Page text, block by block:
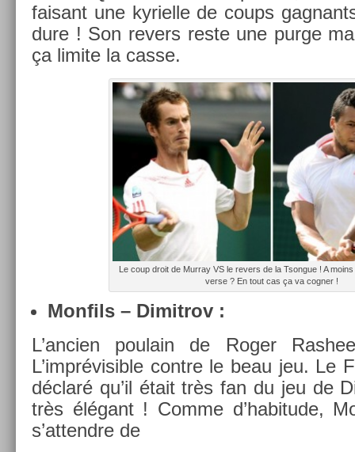
faisant une kyriel­le de coups
dure ! Son re­v­ers reste une purge
ça li­mite la casse.
Le coup droit de Mur­ray VS le re­v­ers de la Tson­gue ! A
verse ? En tout cas ça va cog­n­er !
Mon­fils – Di­mit­rov :
L’an­ci­en poulain de Roger
L’imprévisib­le con­tre le beau jeu. Le
déclaré qu’il était très fan du jeu de
très élégant ! Comme d’habitude,
s’at­tendre de